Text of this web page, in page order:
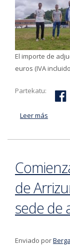
El importe de
euros (IVA
Partekatu:
Leer más
de
sede de
Enviado por